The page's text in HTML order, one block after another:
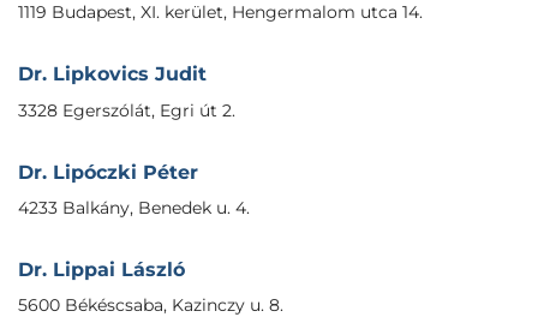
1119 Budapest, XI. kerület, Hengermalom utca 14.
Dr. Lipkovics Judit
3328 Egerszólát, Egri út 2.
Dr. Lipóczki Péter
4233 Balkány, Benedek u. 4.
Dr. Lippai László
5600 Békéscsaba, Kazinczy u. 8.